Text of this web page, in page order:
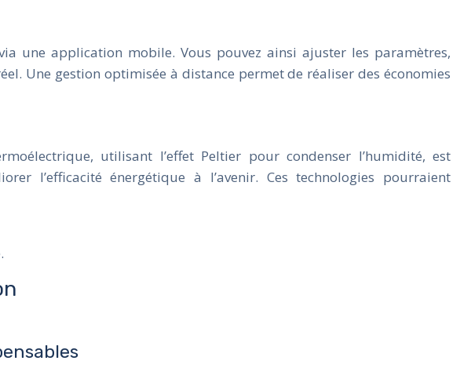
une application mobile. Vous pouvez ainsi ajuster les paramètres,
Une gestion optimisée à distance permet de réaliser des économies
utilisant l’effet Peltier pour condenser l’humidité, est
l’efficacité énergétique à l’avenir. Ces technologies pourraient